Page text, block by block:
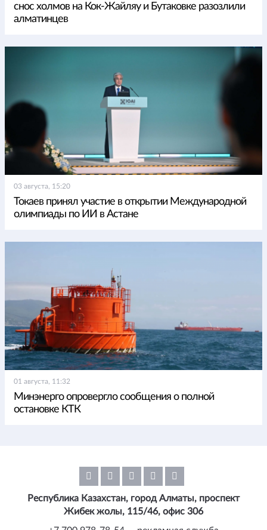
снос холмов на Кок-Жайляу и Бутаковке разозлили
алматинцев
03 августа, 15:20
Токаев принял участие в открытии Международной
олимпиады по ИИ в Астане
01 августа, 11:32
Минэнерго опровергло сообщения о полной
остановке КТК
Республика Казахстан, город Алматы, проспект
Жибек жолы, 115/46, офис 306